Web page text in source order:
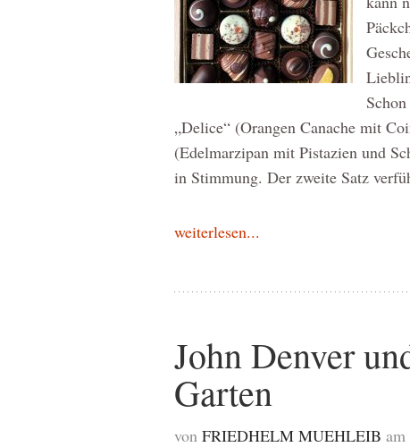
„Delice“ (Orangen Canache mit
(Edelmarzipan mit Pistazien und
in Stimmung. Der zweite Satz
weiterlesen...
John Denver
Garten
von FRIEDHELM MUEHLEIB am